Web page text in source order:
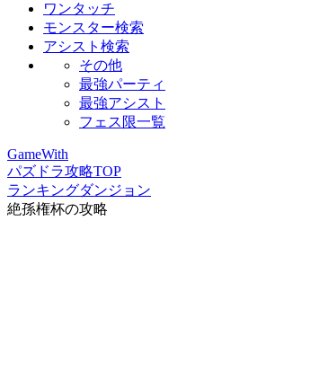
ワンタッチ
モンスター検索
アシスト検索
その他
最強パーティ
最強アシスト
フェス限一覧
GameWith
パズドラ攻略TOP
ランキングダンジョン
絶孫権杯の攻略